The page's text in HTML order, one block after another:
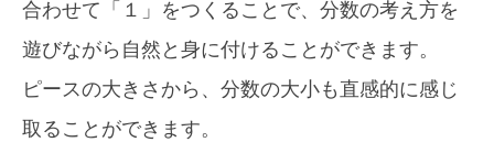
合わせて「１」をつくることで、分数の考え方を
遊びながら自然と身に付けることができます。
ピースの大きさから、分数の大小も直感的に感じ
取ることができます。